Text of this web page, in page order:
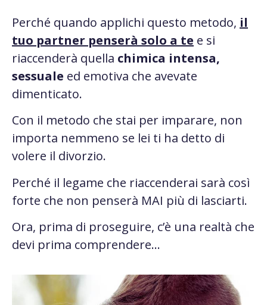
Perché quando applichi questo metodo, il
tuo partner penserà solo a te e si
riaccenderà quella chimica intensa,
sessuale ed emotiva che avevate
dimenticato.
Con il metodo che stai per imparare, non
importa nemmeno se lei ti ha detto di
volere il divorzio.
Perché il legame che riaccenderai sarà così
forte che non penserà MAI più di lasciarti.
Ora, prima di proseguire, c’è una realtà che
devi prima comprendere…